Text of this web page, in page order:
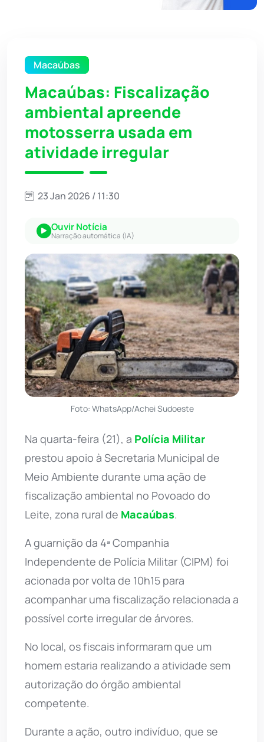
Macaúbas
Macaúbas: Fiscalização
ambiental apreende
motosserra usada em
atividade irregular
23 Jan 2026 / 11:30
Ouvir Notícia
Narração automática (IA)
Foto: WhatsApp/Achei Sudoeste
Na quarta-feira (21), a Polícia Militar
prestou apoio à Secretaria Municipal de
Meio Ambiente durante uma ação de
fiscalização ambiental no Povoado do
Leite, zona rural de Macaúbas.
A guarnição da 4ª Companhia
Independente de Polícia Militar (CIPM) foi
acionada por volta de 10h15 para
acompanhar uma fiscalização relacionada a
possível corte irregular de árvores.
No local, os fiscais informaram que um
homem estaria realizando a atividade sem
autorização do órgão ambiental
competente.
Durante a ação, outro indivíduo, que se